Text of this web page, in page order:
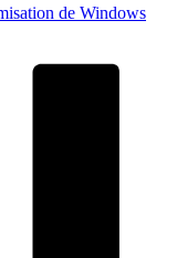
de Windows